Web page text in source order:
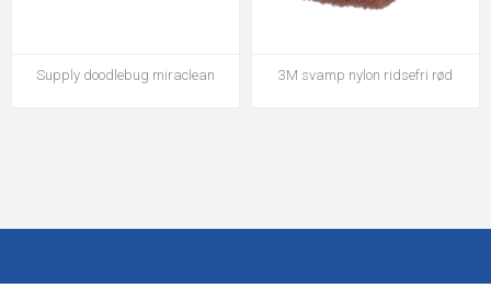
Supply doodlebug miraclean 3M svamp nylon ridsefri rød